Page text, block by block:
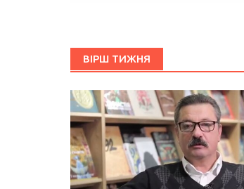
ВІРШ ТИЖНЯ